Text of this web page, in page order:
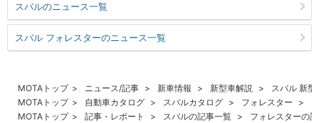
スバルのニュース一覧
スバル フォレスターのニュース一覧
MOTAトップ ニュース/記事 新車情報 新型車解説
スバル 新
MOTAトップ
自動車カタログ スバルカタログ フォレスター
MOTAトップ
記事・レポート スバルの記事一覧 フォレスターの